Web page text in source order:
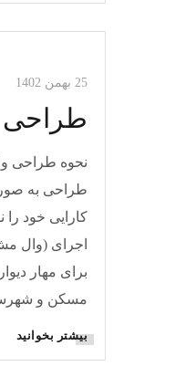
مقالات وال
25 بهمن 1402
طراحی
نحوه طراحی
طراحی به
کارایی خود
اجرای (وال
برای مهار
مسکن و
بیشتر بخوانید